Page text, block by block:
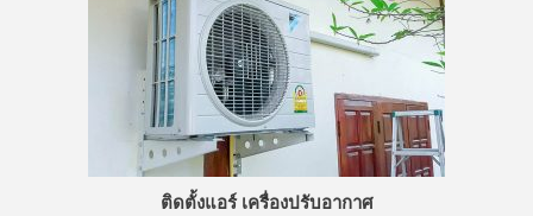
ติดตั้งแอร์ เครื่องปรับอากาศ